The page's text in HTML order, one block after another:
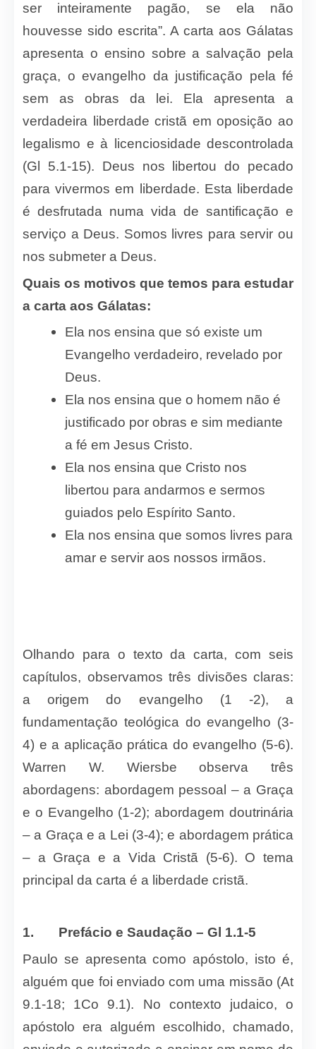
ser inteiramente pagão, se ela não
houvesse sido escrita”. A carta aos Gálatas
apresenta o ensino sobre a salvação pela
graça, o evangelho da justificação pela fé
sem as obras da lei. Ela apresenta a
verdadeira liberdade cristã em oposição ao
legalismo e à licenciosidade descontrolada
(Gl 5.1-15). Deus nos libertou do pecado
para vivermos em liberdade. Esta liberdade
é desfrutada numa vida de santificação e
serviço a Deus. Somos livres para servir ou
nos submeter a Deus.
Quais os motivos que temos para estudar
a carta aos Gálatas:
Ela nos ensina que só existe um
Evangelho verdadeiro, revelado por
Deus.
Ela nos ensina que o homem não é
justificado por obras e sim mediante
a fé em Jesus Cristo.
Ela nos ensina que Cristo nos
libertou para andarmos e sermos
guiados pelo Espírito Santo.
Ela nos ensina que somos livres para
amar e servir aos nossos irmãos.
Olhando para o texto da carta, com seis
capítulos, observamos três divisões claras:
a origem do evangelho (1 -2), a
fundamentação teológica do evangelho (3-
4) e a aplicação prática do evangelho (5-6).
Warren W. Wiersbe observa três
abordagens: abordagem pessoal – a Graça
e o Evangelho (1-2); abordagem doutrinária
– a Graça e a Lei (3-4); e abordagem prática
– a Graça e a Vida Cristã (5-6). O tema
principal da carta é a liberdade cristã.
1.
Prefácio e Saudação – Gl 1.1-5
Paulo se apresenta como apóstolo, isto é,
alguém que foi enviado com uma missão (At
9.1-18; 1Co 9.1). No contexto judaico, o
apóstolo era alguém escolhido, chamado,